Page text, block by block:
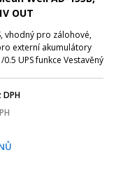
OUT
vhodný pro zálohové,
externí akumulátory
UPS funkce Vestavěný
DPH